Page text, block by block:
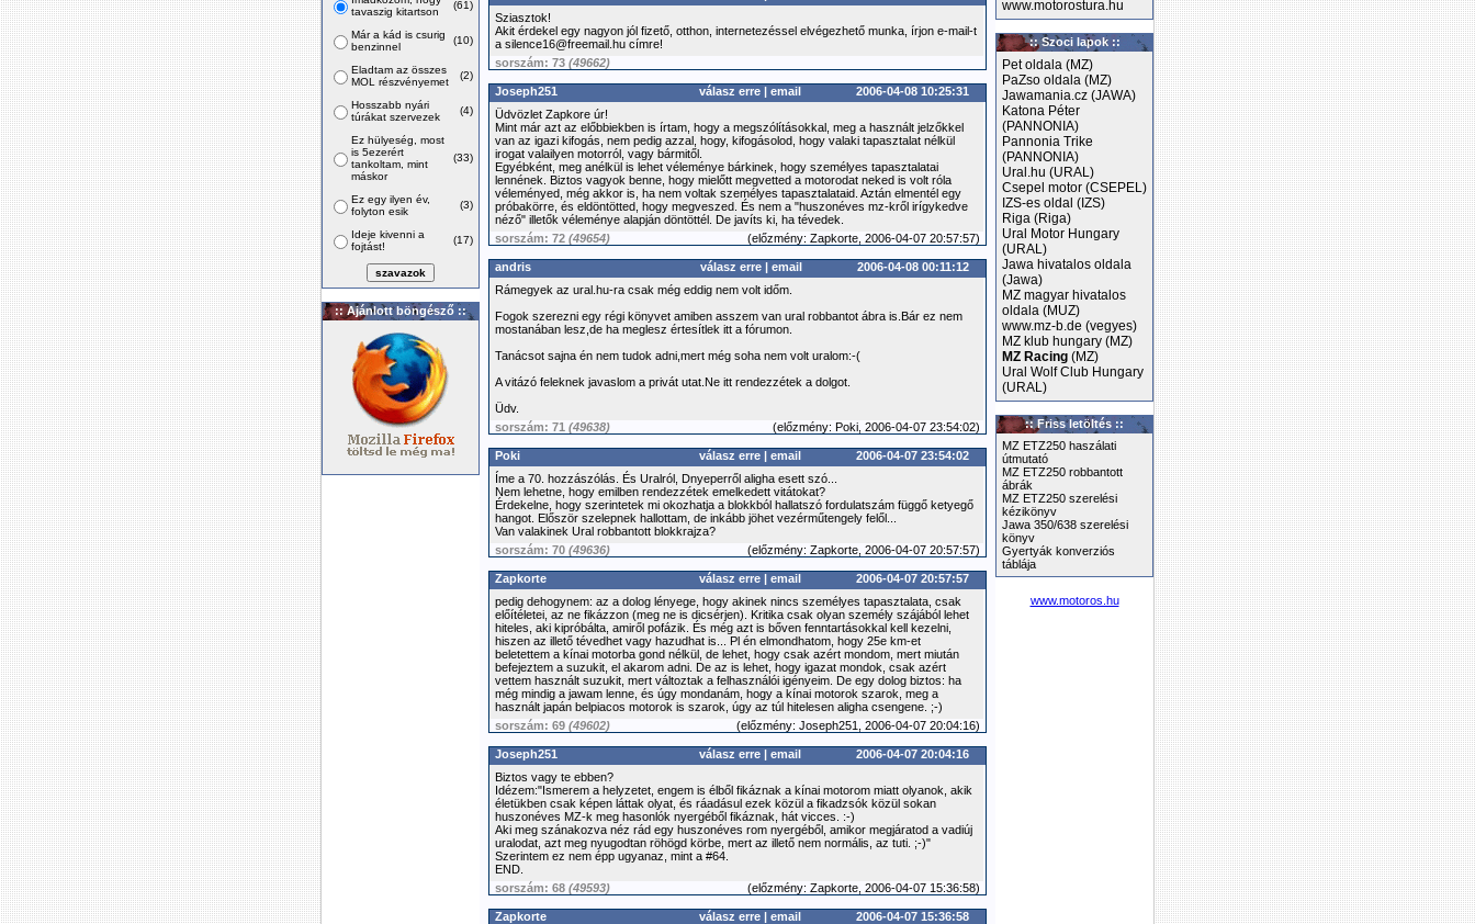
tavaszig kitartson
(61)
Már a kád is csurig
benzinnel
(10)
Eladtam az összes
MOL részvényemet
(2)
Hosszabb nyári
túrákat szervezek
(4)
Ez hülyeség, most
is 5ezerért
tankoltam, mint
máskor
(33)
Ez egy ilyen év,
folyton esik
(3)
Ideje kivenni a
fojtást!
(17)
:: Ajánlott böngésző ::
Sziasztok!
Akit érdekel egy nagyon jól fizető, otthon, internetezéssel elvégezhető munka, írjon e-mail-t
a silence16@freemail.hu címre!
sorszám: 73 (49662)
Joseph251 válasz erre | email
2006-04-08 10:25:31
Üdvözlet Zapkore úr!
Mint már azt az előbbiekben is írtam, hogy a megszólításokkal, meg a használt jelzőkkel
van az igazi kifogás, nem pedig azzal, hogy, kifogásolod, hogy valaki tapasztalat nélkül
irogat valailyen motorról, vagy bármitől.
Egyébként, meg anélkül is lehet véleménye bárkinek, hogy személyes tapasztalatai
lennének. Biztos vagyok benne, hogy mielőtt megvetted a motorodat neked is volt róla
véleményed, még akkor is, ha nem voltak személyes tapasztalataid. Aztán elmentél egy
próbakörre, és eldöntötted, hogy megveszed. És nem a "huszonéves mz-kről irígykedve
néző" illetők véleménye alapján döntöttél. De javíts ki, ha tévedek.
sorszám: 72 (49654) (előzmény: Zapkorte, 2006-04-07 20:57:57)
andris válasz erre | email
2006-04-08 00:11:12
Rámegyek az ural.hu-ra csak még eddig nem volt időm.
Fogok szerezni egy régi könyvet amiben asszem van ural robbantot ábra is.Bár ez nem
mostanában lesz,de ha meglesz értesítlek itt a fórumon.
Tanácsot sajna én nem tudok adni,mert még soha nem volt uralom:-(
A vitázó feleknek javaslom a privát utat.Ne itt rendezzétek a dolgot.
Üdv.
sorszám: 71 (49638) (előzmény: Poki, 2006-04-07 23:54:02)
Poki válasz erre | email
2006-04-07 23:54:02
Íme a 70. hozzászólás. És Uralról, Dnyeperről aligha esett szó...
Nem lehetne, hogy emilben rendezzétek emelkedett vitátokat?
Érdekelne, hogy szerintetek mi okozhatja a blokkból hallatszó fordulatszám függő ketyegő
hangot. Először szelepnek hallottam, de inkább jöhet vezérműtengely felől...
Van valakinek Ural robbantott blokkrajza?
sorszám: 70 (49636) (előzmény: Zapkorte, 2006-04-07 20:57:57)
Zapkorte válasz erre | email
2006-04-07 20:57:57
pedig dehogynem: az a dolog lényege, hogy akinek nincs személyes tapasztalata, csak
előítéletei, az ne fikázzon (meg ne is dicsérjen). Kritika csak olyan személy szájából lehet
hiteles, aki kipróbálta, amiről pofázik. És még azt is bőven fenntartásokkal kell kezelni,
hiszen az illető tévedhet vagy hazudhat is... Pl én elmondhatom, hogy 25e km-et
beletettem a kínai motorba gond nélkül, de lehet, hogy csak azért mondom, mert miután
befejeztem a suzukit, el akarom adni. De az is lehet, hogy igazat mondok, csak azért
vettem használt suzukit, mert változtak a felhasználói igényeim. De egy dolog biztos: ha
még mindig a jawam lenne, és úgy mondanám, hogy a kínai motorok szarok, meg a
használt japán belpiacos motorok is szarok, úgy az túl hitelesen aligha csengene. ;-)
sorszám: 69 (49602) (előzmény: Joseph251, 2006-04-07 20:04:16)
Joseph251 válasz erre | email
2006-04-07 20:04:16
Biztos vagy te ebben?
Idézem:"Ismerem a helyzetet, engem is élből fikáznak a kínai motorom miatt olyanok, akik
életükben csak képen láttak olyat, és ráadásul ezek közül a fikadzsók közül sokan
huszonéves MZ-k meg hasonlók nyergéből fikáznak, hát vicces. :-)
Aki meg szánakozva néz rád egy huszonéves rom nyergéből, amikor megjáratod a vadiúj
uralodat, azt meg nyugodtan röhögd körbe, mert az illető nem normális, az tuti. ;-)"
Szerintem ez nem épp ugyanaz, mint a #64.
END.
sorszám: 68 (49593) (előzmény: Zapkorte, 2006-04-07 15:36:58)
Zapkorte válasz erre | email
2006-04-07 15:36:58
www.motorostura.hu
:: Szoci lapok ::
Pet oldala (MZ)
PaZso oldala (MZ)
Jawamania.cz (JAWA)
Katona Péter
(PANNONIA)
Pannonia Trike
(PANNONIA)
Ural.hu (URAL)
Csepel motor (CSEPEL)
IZS-es oldal (IZS)
Riga (Riga)
Ural Motor Hungary
(URAL)
Jawa hivatalos oldala
(Jawa)
MZ magyar hivatalos
oldala (MUZ)
www.mz-b.de (vegyes)
MZ klub hungary (MZ)
MZ Racing (MZ)
Ural Wolf Club Hungary
(URAL)
:: Friss letöltés ::
MZ ETZ250 haszálati
útmutató
MZ ETZ250 robbantott
ábrák
MZ ETZ250 szerelési
kézikönyv
Jawa 350/638 szerelési
könyv
Gyertyák konverziós
táblája
www.motoros.hu